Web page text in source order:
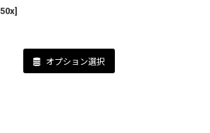
]
オプション選択